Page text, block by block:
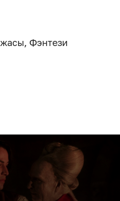
, Фэнтези